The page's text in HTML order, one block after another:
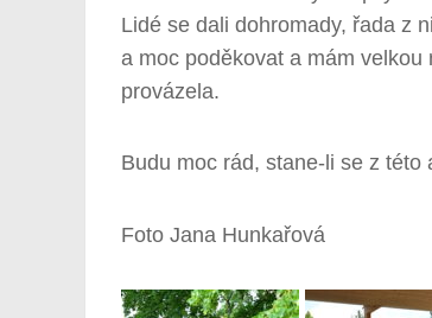
Lidé se dali dohromady, řada z
a moc poděkovat a mám
provázela.
Budu moc rád, stane-li se z
Foto Jana Hunkařová